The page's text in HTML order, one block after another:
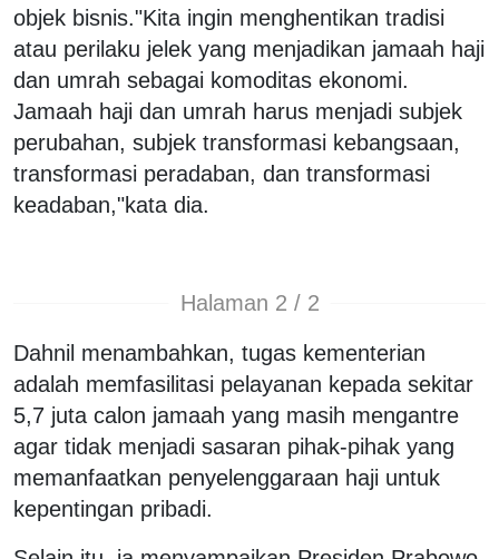
objek bisnis."Kita ingin menghentikan tradisi
atau perilaku jelek yang menjadikan jamaah haji
dan umrah sebagai komoditas ekonomi.
Jamaah haji dan umrah harus menjadi subjek
perubahan, subjek transformasi kebangsaan,
transformasi peradaban, dan transformasi
keadaban,"kata dia.
Halaman 2 / 2
Dahnil menambahkan, tugas kementerian
adalah memfasilitasi pelayanan kepada sekitar
5,7 juta calon jamaah yang masih mengantre
agar tidak menjadi sasaran pihak-pihak yang
memanfaatkan penyelenggaraan haji untuk
kepentingan pribadi.